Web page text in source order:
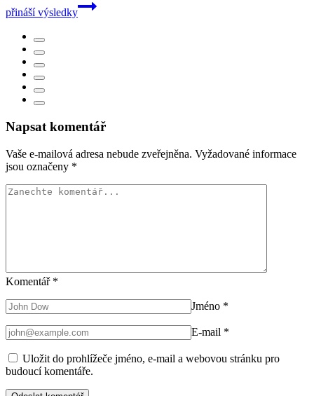
přináší výsledky
Napsat komentář
Vaše e-mailová adresa nebude zveřejněna. Vyžadované informace
jsou označeny *
Komentář *
Jméno *
E-mail *
Uložit do prohlížeče jméno, e-mail a webovou stránku pro
budoucí komentáře.